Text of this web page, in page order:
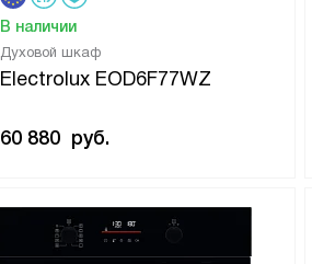
Духовой шкаф
Electrolux EOD6F77WZ
В наличии
60 880 руб.